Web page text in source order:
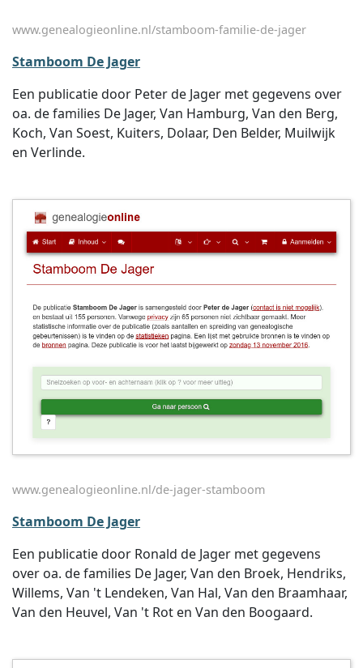
www.genealogieonline.nl/stamboom-familie-de-jager
Stamboom De Jager
Een publicatie door Peter de Jager met gegevens over
oa. de families De Jager, Van Hamburg, Van den Berg,
Koch, Van Soest, Kuiters, Dolaar, Den Belder, Muilwijk
en Verlinde.
www.genealogieonline.nl/de-jager-stamboom
Stamboom De Jager
Een publicatie door Ronald de Jager met gegevens
over oa. de families De Jager, Van den Broek, Hendriks,
Willems, Van 't Lendeken, Van Hal, Van den Braamhaar,
Van den Heuvel, Van 't Rot en Van den Boogaard.